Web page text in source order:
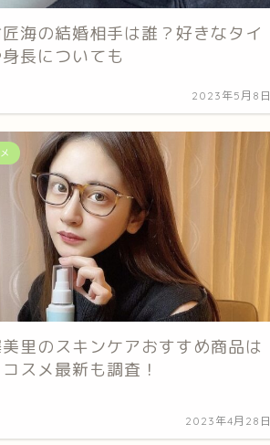
海の結婚相手は誰？好きなタイ
長についても
2023年5月8日
里のスキンケアおすすめ商品は
スメ最新も調査！
2023年4月28日